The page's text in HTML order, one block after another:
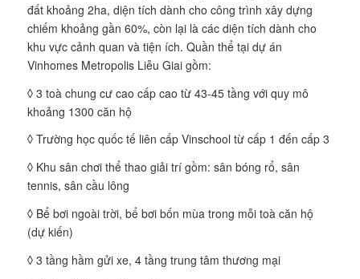
đất khoảng 2ha, diện tích dành cho công trình xây dựng
chiếm khoảng gần 60%, còn lại là các diện tích dành cho
khu vực cảnh quan và tiện ích. Quần thể tại dự án
Vinhomes Metropolis Liễu Giai gồm:
◊ 3 toà chung cư cao cấp cao từ 43-45 tầng với quy mô
khoảng 1300 căn hộ
◊ Trường học quốc tế liên cấp Vinschool từ cấp 1 đến cấp 3
◊ Khu sân chơi thể thao giải trí gồm: sân bóng rổ, sân
tennis, sân cầu lông
◊ Bể bơi ngoài trời, bể bơi bốn mùa trong mỗi toà căn hộ
(dự kiến)
◊ 3 tầng hầm gửi xe, 4 tầng trung tâm thương mại